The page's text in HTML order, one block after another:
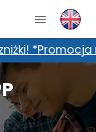
nie łączy